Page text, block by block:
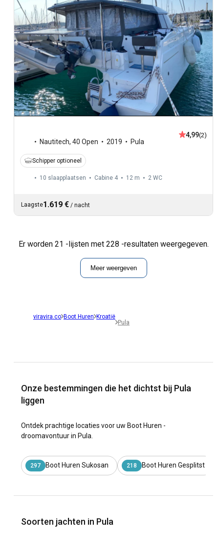
Nautitech, 40 Open 2019 Pula
4,99(2)
Schipper optioneel
10 slaapplaatsen Cabine 4 12 m 2 WC
Laagste1.619 € / nacht
Er worden 21 -lijsten met 228 -resultaten weergegeven.
Meer weergeven
viravira.co Boot Huren Kroatië
Pula
Onze bestemmingen die het dichtst bij Pula
liggen
Ontdek prachtige locaties voor uw Boot Huren -
droomavontuur in Pula.
297 Boot Huren Sukosan 218 Boot Huren Gesplitst
Soorten jachten in Pula